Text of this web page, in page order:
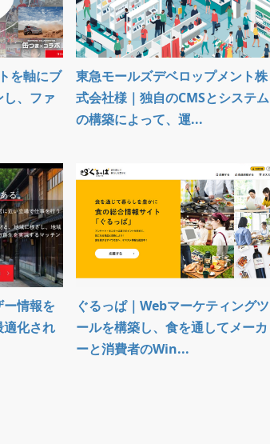
を軸にブ
、ファ
東急モールズデベロップメント株
式会社様｜独自のCMSとシステム
の構築によって、運...
情報を
化され
ぐるっぱ｜Webマーケティングツ
ールを構築し、食を通してメーカ
ーと消費者のWin...